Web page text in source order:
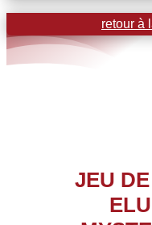
retour à
JEU